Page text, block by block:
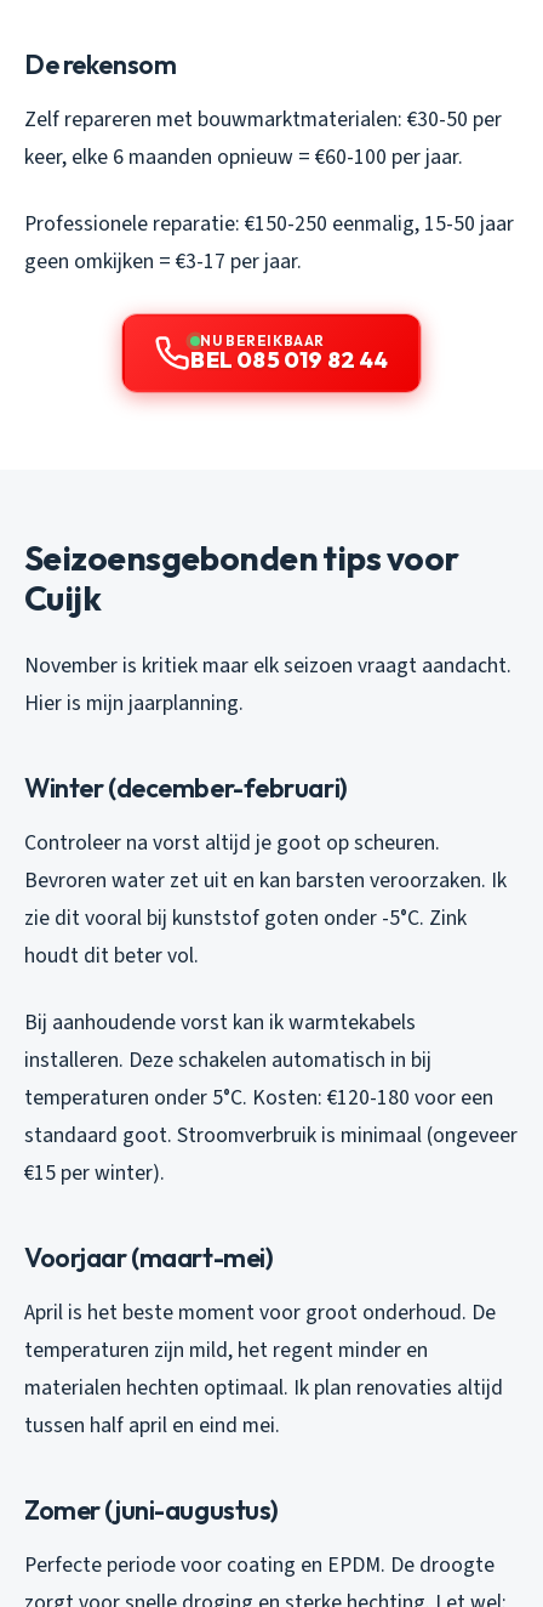
De rekensom
Zelf repareren met bouwmarktmaterialen: €30-50 per
keer, elke 6 maanden opnieuw = €60-100 per jaar.
Professionele reparatie: €150-250 eenmalig, 15-50 jaar
geen omkijken = €3-17 per jaar.
NU BEREIKBAAR
BEL 085 019 82 44
Seizoensgebonden tips voor
Cuijk
November is kritiek maar elk seizoen vraagt aandacht.
Hier is mijn jaarplanning.
Winter (december-februari)
Controleer na vorst altijd je goot op scheuren.
Bevroren water zet uit en kan barsten veroorzaken. Ik
zie dit vooral bij kunststof goten onder -5°C. Zink
houdt dit beter vol.
Bij aanhoudende vorst kan ik warmtekabels
installeren. Deze schakelen automatisch in bij
temperaturen onder 5°C. Kosten: €120-180 voor een
standaard goot. Stroomverbruik is minimaal (ongeveer
€15 per winter).
Voorjaar (maart-mei)
April is het beste moment voor groot onderhoud. De
temperaturen zijn mild, het regent minder en
materialen hechten optimaal. Ik plan renovaties altijd
tussen half april en eind mei.
Zomer (juni-augustus)
Perfecte periode voor coating en EPDM. De droogte